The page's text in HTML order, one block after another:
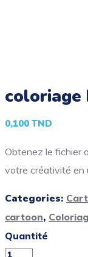
0,100 TND
Obtenez le fichier
votre créativité en
Categories:
cartoon,
Quantité